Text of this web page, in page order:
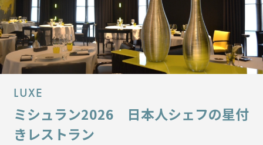
LUXE
リュクス
グルメ
LIFE STYLE
ライフスタイル
PARIS 14℃ / 12℃
FR 12:06 ／ JP 19:06
お問い合わせ
広告掲載
LUXE
ミシュラン2026 日本人シェフの星付
きレストラン